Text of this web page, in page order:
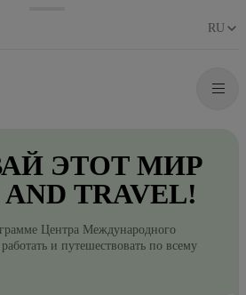
RU
ЭТОТ МИР
AND TRAVEL!
Центра Международного
и путешествовать по всему